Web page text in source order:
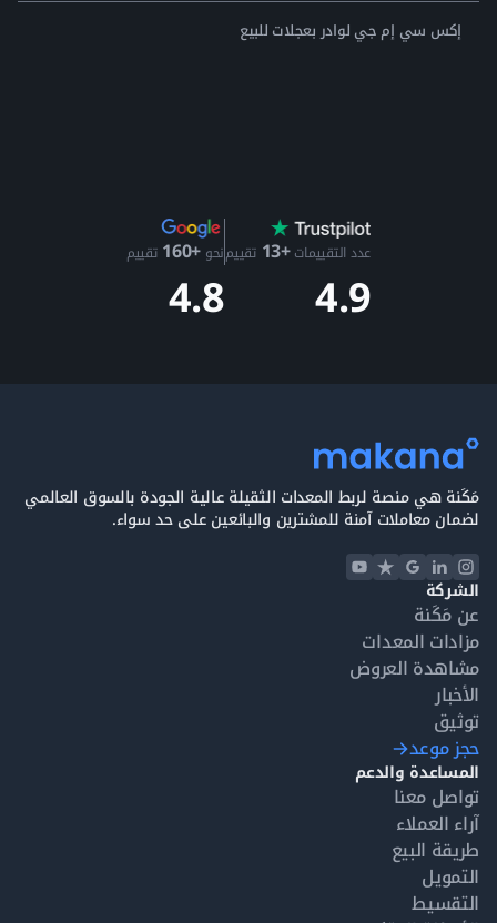
إكس سي إم جي لوادر بعجلات للبيع
عدد التقييمات+13 تقييم
4.9
نحو +160 تقييم
4.8
مَكَنة هي منصة لربط المعدات الثقيلة عالية الجودة بالسوق العالمي
لضمان معاملات آمنة للمشترين والبائعين على حد سواء.
الشركة
عن مَكَنة
مزادات المعدات
مشاهدة العروض
الأخبار
توثيق
حجز موعد
المساعدة والدعم
تواصل معنا
آراء العملاء
طريقة البيع
التمويل
التقسيط